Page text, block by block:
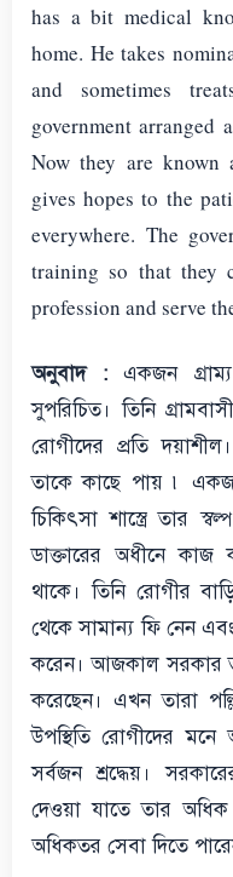
has a bit medical
home. He takes
and sometimes
government arranged
Now they are known
gives hopes to the
everywhere. The
training so that they
profession and serve
অনুবাদ :একজন গ্রাম্য
সুপরিচিত। তিনি
রোগীদের প্রতি
তাকে কাছে পায় ৷ একজন
চিকিৎসা শাস্ত্রে তার
ডাক্তারের অধীনে কাজ
থাকে। তিনি রোগীর
থেকে সামান্য ফি নেন
করেন। আজকাল সরকার
করেছেন। এখন তারা
উপস্থিতি রোগীদের
সর্বজন শ্রদ্ধেয়।
দেওয়া যাতে তার অধিক
অধিকতর সেবা দিতে